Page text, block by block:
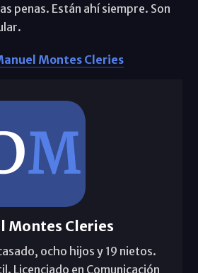
penas. Están ahí siempre. Son
Montes Cleries
Montes Cleries
ocho hijos y 19 nietos.
Licenciado en Comunicación